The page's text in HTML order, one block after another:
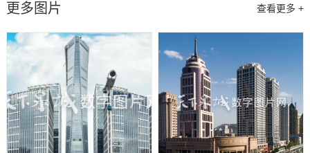
查看更多 +
更多图片